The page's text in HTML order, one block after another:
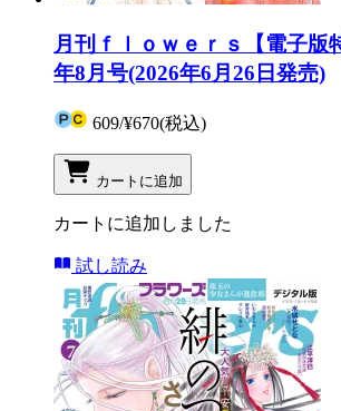
月刊ｆｌｏｗｅｒｓ【電子版
年8月号(2026年6月26日発売)
609/¥670(税込)
カートに追加
カートに追加しました
試し読み